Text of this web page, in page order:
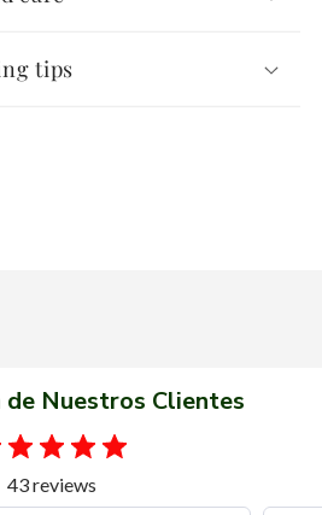
tips
de Nuestros Clientes
43 reviews